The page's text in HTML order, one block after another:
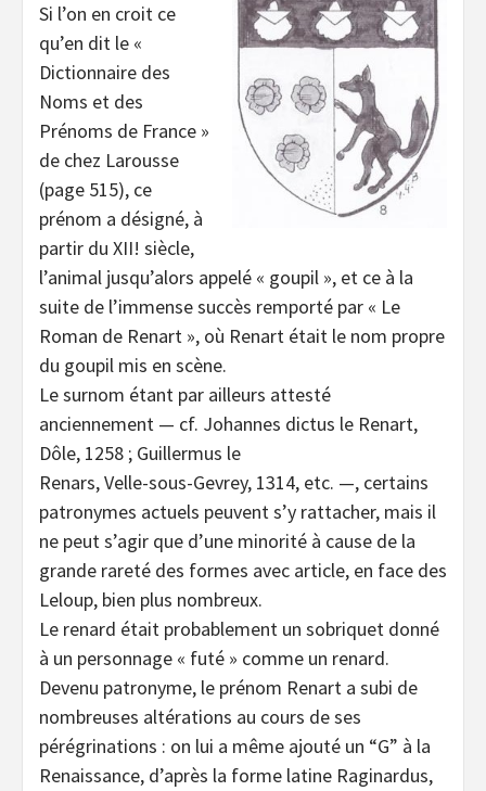
Si l’on en croit ce
qu’en dit le «
Dictionnaire des
Noms et des
Prénoms de France »
de chez Larousse
(page 515), ce
prénom a désigné, à
partir du XII! siècle,
l’animal jusqu’alors appelé « goupil », et ce à la
suite de l’immense succès remporté par « Le
Roman de Renart », où Renart était le nom propre
du goupil mis en scène.
Le surnom étant par ailleurs attesté
anciennement — cf. Johannes dictus le Renart,
Dôle, 1258 ; Guillermus le
Renars, Velle-sous-Gevrey, 1314, etc. —, certains
patronymes actuels peuvent s’y rattacher, mais il
ne peut s’agir que d’une minorité à cause de la
grande rareté des formes avec article, en face des
Leloup, bien plus nombreux.
Le renard était probablement un sobriquet donné
à un personnage « futé » comme un renard.
Devenu patronyme, le prénom Renart a subi de
nombreuses altérations au cours de ses
pérégrinations : on lui a même ajouté un “G” à la
Renaissance, d’après la forme latine Raginardus,